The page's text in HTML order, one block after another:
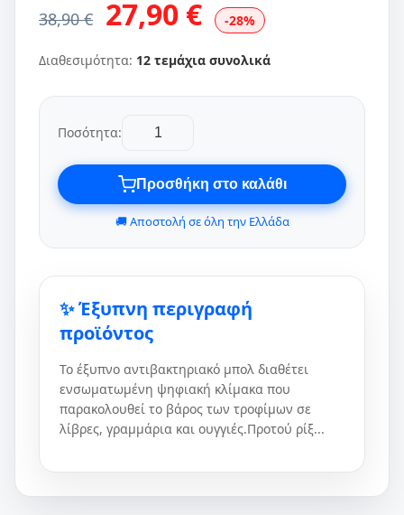
38,90 € 27,90 € -28%
Διαθεσιμότητα: 12 τεμάχια συνολικά
Ποσότητα:
Προσθήκη στο καλάθι
🚚 Αποστολή σε όλη την Ελλάδα
✨ Έξυπνη περιγραφή
προϊόντος
Το έξυπνο αντιβακτηριακό μπολ διαθέτει
ενσωματωμένη ψηφιακή κλίμακα που
παρακολουθεί το βάρος των τροφίμων σε
λίβρες, γραμμάρια και ουγγιές.Προτού ρίξ...